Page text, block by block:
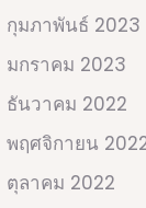
กุมภาพันธ์ 2023
มกราคม 2023
ธันวาคม 2022
พฤศจิกายน
ตุลาคม 2022